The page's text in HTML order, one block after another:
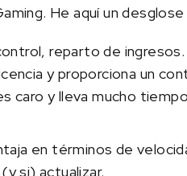
He aquí un desglose
reparto de ingresos.
y proporciona un
caro y lleva mucho
en términos de
si) actualizar.